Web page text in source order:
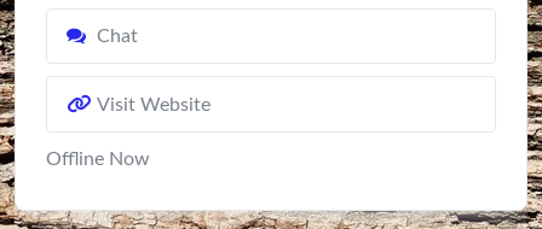
Chat
Visit Website
Offline Now